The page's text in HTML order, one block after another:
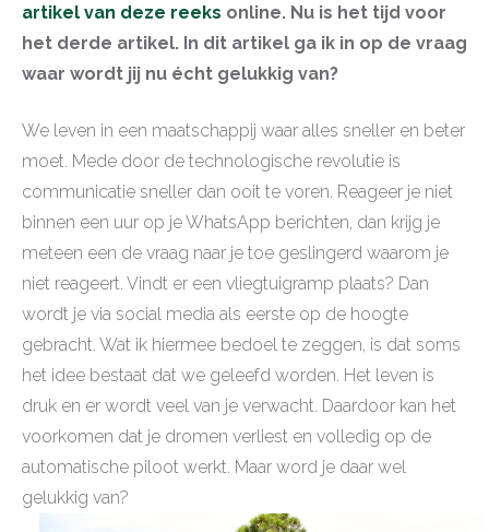
artikel van deze reeks online. Nu is het tijd voor
het derde artikel. In dit artikel ga ik in op de vraag
waar wordt jij nu écht gelukkig van?
We leven in een maatschappij waar alles sneller en beter
moet. Mede door de technologische revolutie is
communicatie sneller dan ooit te voren. Reageer je niet
binnen een uur op je WhatsApp berichten, dan krijg je
meteen een de vraag naar je toe geslingerd waarom je
niet reageert. Vindt er een vliegtuigramp plaats? Dan
wordt je via social media als eerste op de hoogte
gebracht. Wat ik hiermee bedoel te zeggen, is dat soms
het idee bestaat dat we geleefd worden. Het leven is
druk en er wordt veel van je verwacht. Daardoor kan het
voorkomen dat je dromen verliest en volledig op de
automatische piloot werkt. Maar word je daar wel
gelukkig van?